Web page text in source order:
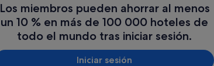
Los miembros pueden ahorrar al menos
un 10 % en más de 100 000 hoteles de
todo el mundo tras iniciar sesión.
Iniciar sesión